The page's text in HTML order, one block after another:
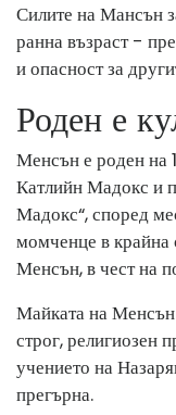
Силите на Мансън
ранна възраст -
и опасност за
Роден е
Менсън е роден на
Катлийн Мадокс и
Мадокс“, според
момченце в крайна
Менсън, в чест на
Майката на
строг, религиозен
учението на
прегърна.